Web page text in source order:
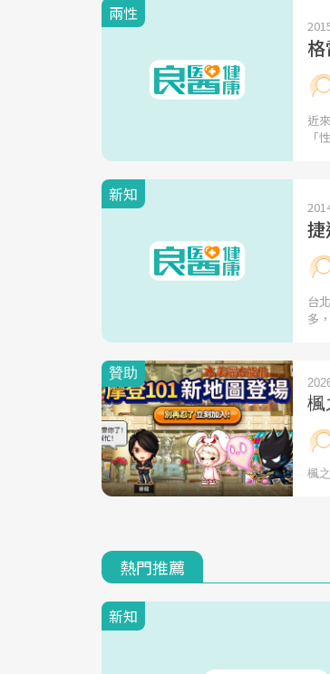
兩性
近
「
新知
台
多
熱門推薦
新知